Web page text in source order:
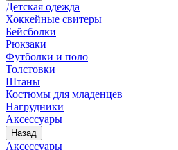
Детская одежда
Хоккейные свитеры
Бейсболки
Рюкзаки
Футболки и поло
Толстовки
Штаны
Костюмы для младенцев
Нагрудники
Аксессуары
Назад
Аксессуары